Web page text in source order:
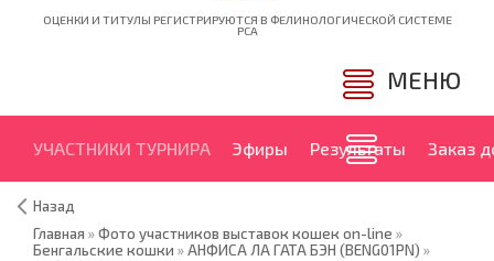
ОЦЕНКИ И ТИТУЛЫ РЕГИСТРИРУЮТСЯ В ФЕЛИНОЛОГИЧЕСКОЙ СИСТЕМЕ
PCA
МЕНЮ
УЧАСТНИКИ ТУРНИРА Эфиры Результаты Заказ
Назад
Главная »Фото участников выставок кошек on-line »
Бенгальские кошки »АНФИСА ЛА ГАТА БЭН (BENG01PN) »